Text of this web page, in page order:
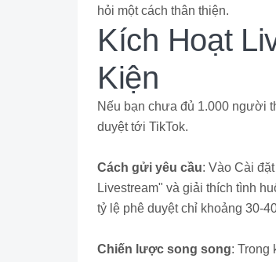
hỏi một cách thân thiện.
Kích Hoạt
Kiện
Nếu bạn chưa đủ 1.000 người
duyệt tới TikTok.
Cách gửi yêu cầu: Vào Cài
Livestream" và giải thích tình
tỷ lệ phê duyệt chỉ khoảng 30-
Chiến lược song song: Trong